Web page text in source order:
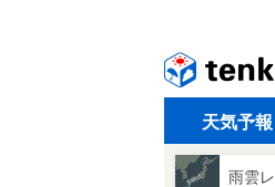
天気予報
雨雲